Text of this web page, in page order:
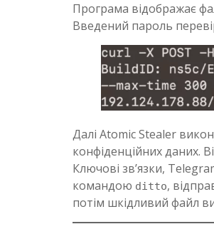
Програма відображає
Введений пароль
Далі Atomic Stealer
конфіденційних даних.
Ключові зв’язки,
командою ditto,
потім шкідливий файл